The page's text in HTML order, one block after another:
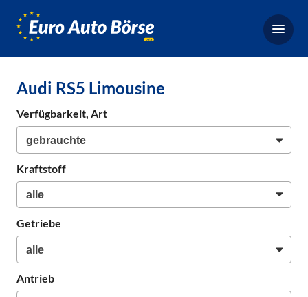
Börse,
für
Neuwagen
Audi RS5 Limousine
Verfügbarkeit, Art
Kraftstoff
Getriebe
Antrieb